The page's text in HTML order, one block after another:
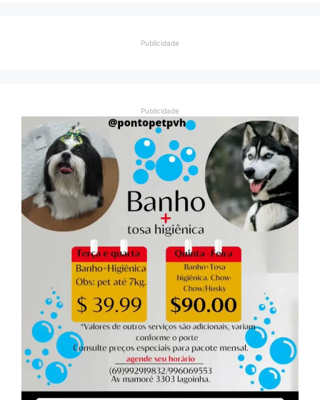
Publicidade
Publicidade